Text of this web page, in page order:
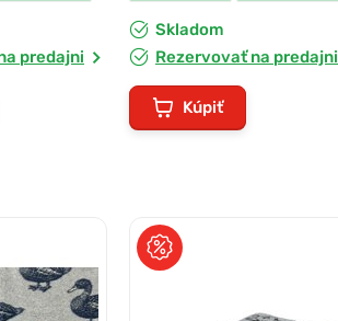
predajni
Skladom
Rezervovať na predajni
Kúpiť